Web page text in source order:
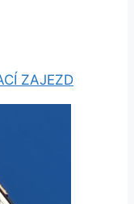
ZAJEZD